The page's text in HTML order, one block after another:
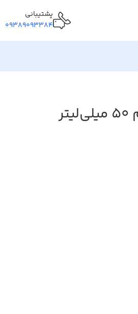
پشتیبانی
09389093384